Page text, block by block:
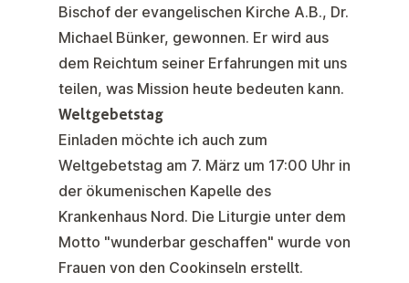
Bischof der evangelischen Kirche A.B., Dr.
Michael Bünker, gewonnen. Er wird aus
dem Reichtum seiner Erfahrungen mit uns
teilen, was Mission heute bedeuten kann.
Weltgebetstag
Einladen möchte ich auch zum
Weltgebetstag am 7. März um 17:00 Uhr in
der ökumenischen Kapelle des
Krankenhaus Nord. Die Liturgie unter dem
Motto "wunderbar geschaffen" wurde von
Frauen von den Cookinseln erstellt.